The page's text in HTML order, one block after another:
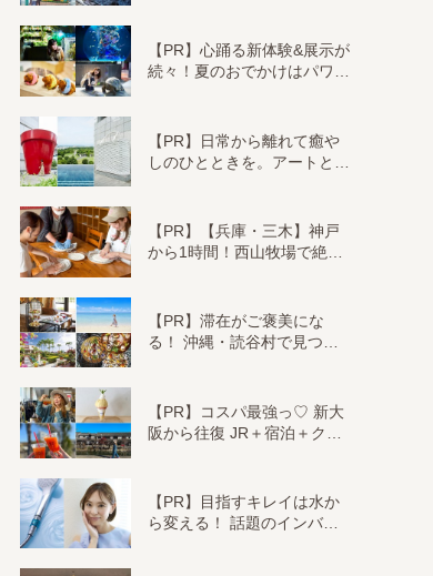
【PR】心踊る新体験&展示が
続々！夏のおでかけはパワ…
【PR】日常から離れて癒や
しのひとときを。アートと…
【PR】【兵庫・三木】神戸
から1時間！西山牧場で絶…
【PR】滞在がご褒美にな
る！ 沖縄・読谷村で見つ…
【PR】コスパ最強っ♡ 新大
阪から往復 JR＋宿泊＋ク…
【PR】目指すキレイは水か
ら変える！ 話題のインバ…